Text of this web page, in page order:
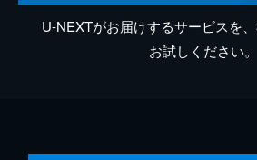
U-NEXTがお届けするサービスを
お試しください。